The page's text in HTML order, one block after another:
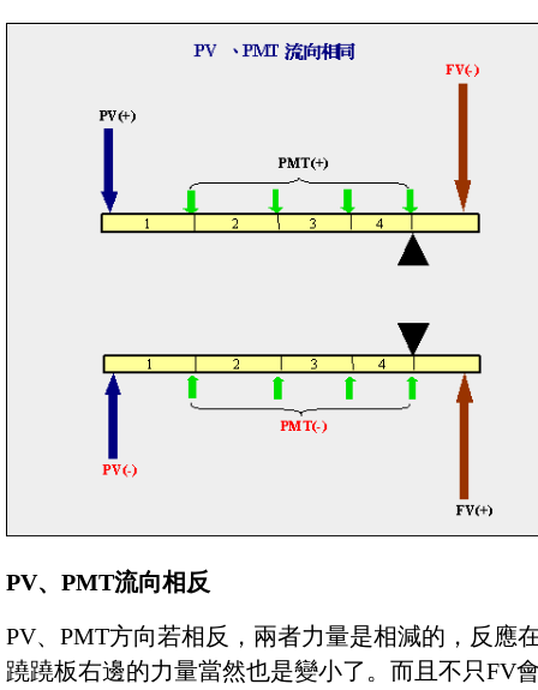
PV、PMT流向相反
PV、PMT方向若相反，兩者力量是相減的，反應
蹺蹺板右邊的力量當然也是變小了。而且不只FV